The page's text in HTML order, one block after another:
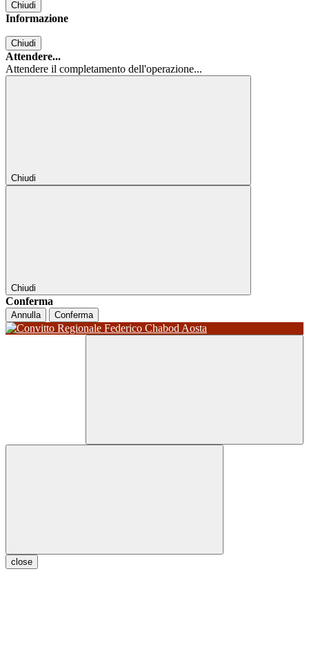
Chiudi
Informazione
Chiudi
Attendere...
Attendere il completamento dell'operazione...
Chiudi
Chiudi
Conferma
Annulla Conferma
close